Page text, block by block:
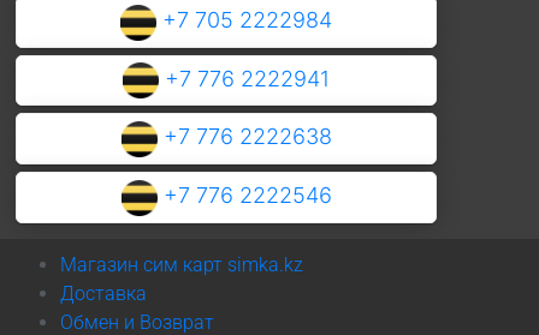
+7 705 2222984
+7 776 2222941
+7 776 2222638
+7 776 2222546
Магазин сим карт simka.kz
Доставка
Обмен и Возврат